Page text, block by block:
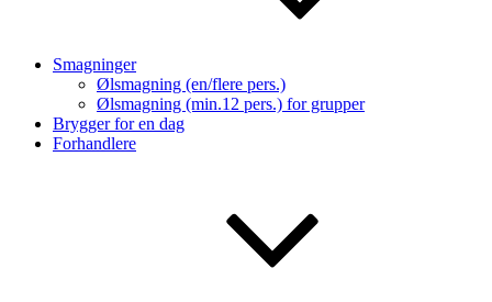
Smagninger
Ølsmagning (en/flere pers.)
Ølsmagning (min.12 pers.) for grupper
Brygger for en dag
Forhandlere